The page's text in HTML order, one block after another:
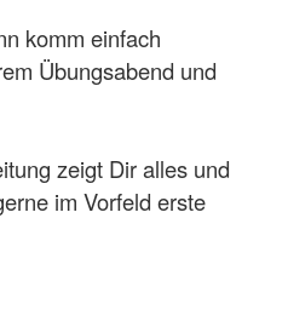
komm einfach
Übungsabend und
zeigt Dir alles und
im Vorfeld erste